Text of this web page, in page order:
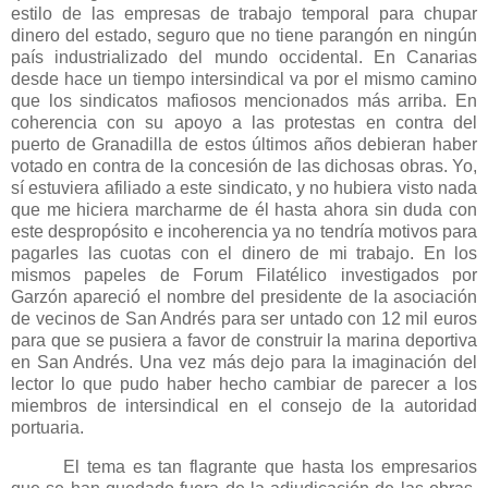
estilo de las empresas de trabajo temporal para chupar
dinero del estado, seguro que no tiene parangón en ningún
país industrializado del mundo occidental. En Canarias
desde hace un tiempo intersindical va por el mismo camino
que los sindicatos mafiosos mencionados más arriba. En
coherencia con su apoyo a las protestas en contra del
puerto de Granadilla de estos últimos años debieran haber
votado en contra de la concesión de las dichosas obras. Yo,
sí estuviera afiliado a este sindicato, y no hubiera visto nada
que me hiciera marcharme de él hasta ahora sin duda con
este despropósito e incoherencia ya no tendría motivos para
pagarles las cuotas con el dinero de mi trabajo. En los
mismos papeles de Forum Filatélico investigados por
Garzón apareció el nombre del presidente de la asociación
de vecinos de San Andrés para ser untado con 12 mil euros
para que se pusiera a favor de construir la marina deportiva
en San Andrés. Una vez más dejo para la imaginación del
lector lo que pudo haber hecho cambiar de parecer a los
miembros de intersindical en el consejo de la autoridad
portuaria.
El tema es tan flagrante que hasta los empresarios